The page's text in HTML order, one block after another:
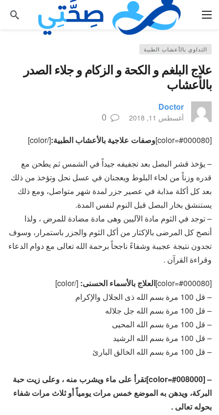
التداوي بالأعشاب الطبية
علاج البلغم و الكحة و الزكام و جلاء الصدر
بالأعشاب
Doctor
أغسطس 11, 2018 0
[color=#000080] وصفات علاجية بالأعشاب الطبية:[/color]
– يؤخذ قشر البصل بعد تجفيفه جيداً في الشمس ثم يطحن مع
قدره وزناً من لحاء البلوط ويعجنان في عسل نحل وتؤخذ من ذلك
بعد كل أكلة مذابة في عصير جزر لمدة شهر متواصل، ومع ذلك
يستنشق بخار البصل قبل النوم لنفس المدة.
– توجد في الثوم مادة الآليين وهى مادة مضادة للمرض ، ولذا
أنصح كل المرضى بالإكثار من أكل الثوم والجزر باستمرار، وسوف
تجدون نتيجة عجيبة وشفاءً ناجحاً برحمة الله تعالى مع دوام الدعاء
وقراءة القرآن .
[color=#000080] العلاج بالأسماء الحسنى: [/color]
– قل 100 مرة بسم الله ذى الجلال والإكرام
– قل 100 مرة بسم الله جل جلاله
– قل 100 مرة بسم الله المحيى
– قل 100 مرة بسم الله الرشيد
– قل 100 مرة بسم الله الخالق البارئ
– [color=#008000]تقرأ على ماء ويشرب منه ، وعلى زيت حبة
البركة، ويدهن به الموضع خمس مرات يومياً أو ثلاث مرات شفاء
بحوله تعالى .